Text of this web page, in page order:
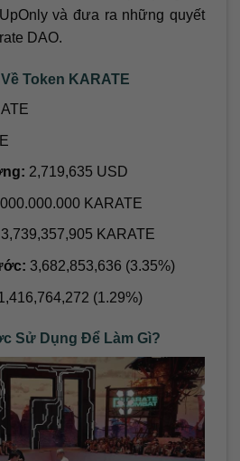
và đưa ra những quyết
DAO.
Token KARATE
2,719,635 USD
KARATE
3,739,357,905 KARATE
3,682,853,636 (3.35%)
(1.29%)
Sử Dụng Để Làm Gì?